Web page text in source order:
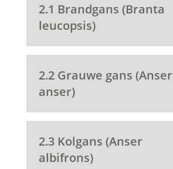
2.1 Brandgans (Branta
leucopsis)
2.2 Grauwe gans (Anser
anser)
2.3 Kolgans (Anser
albifrons)